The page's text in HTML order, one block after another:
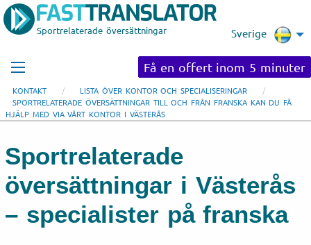
Sportrelaterade översättningar Sverige
Få en offert inom 5 minuter
KONTAKT
LISTA ÖVER KONTOR OCH SPECIALISERINGAR
SPORTRELATERADE ÖVERSÄTTNINGAR TILL OCH FRÅN FRANSKA KAN DU FÅ
HJÄLP MED VIA VÅRT KONTOR I VÄSTERÅS
Sportrelaterade
översättningar i Västerås
– specialister på franska